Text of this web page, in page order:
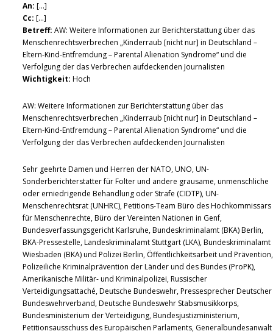
An: […]
Cc: […]
Betreff: AW: Weitere Informationen zur Berichterstattung über das
Menschenrechtsverbrechen „Kinderraub [nicht nur] in Deutschland –
Eltern-Kind-Entfremdung – Parental Alienation Syndrome“ und die
Verfolgung der das Verbrechen aufdeckenden Journalisten
Wichtigkeit: Hoch
AW: Weitere Informationen zur Berichterstattung über das
Menschenrechtsverbrechen „Kinderraub [nicht nur] in Deutschland –
Eltern-Kind-Entfremdung – Parental Alienation Syndrome“ und die
Verfolgung der das Verbrechen aufdeckenden Journalisten
Sehr geehrte Damen und Herren der NATO, UNO, UN-
Sonderberichterstatter für Folter und andere grausame, unmenschliche
oder erniedrigende Behandlung oder Strafe (CIDTP), UN-
Menschenrechtsrat (UNHRC), Petitions-Team Büro des Hochkommissars
für Menschenrechte, Büro der Vereinten Nationen in Genf,
Bundesverfassungsgericht Karlsruhe, Bundeskriminalamt (BKA) Berlin,
BKA-Pressestelle, Landeskriminalamt Stuttgart (LKA), Bundeskriminalamt
Wiesbaden (BKA) und Polizei Berlin, Öffentlichkeitsarbeit und Prävention,
Polizeiliche Kriminalprävention der Länder und des Bundes (ProPK),
Amerikanische Militär- und Kriminalpolizei, Russischer
Verteidigungsattaché, Deutsche Bundeswehr, Pressesprecher Deutscher
Bundeswehrverband, Deutsche Bundeswehr Stabsmusikkorps,
Bundesministerium der Verteidigung, Bundesjustizministerium,
Petitionsausschuss des Europäischen Parlaments, Generalbundesanwalt